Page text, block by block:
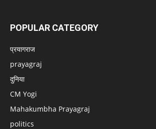
POPULAR CATEGORY
प्रयागराज
prayagraj
दुनिया
CM Yogi
Mahakumbha Prayagraj
politics